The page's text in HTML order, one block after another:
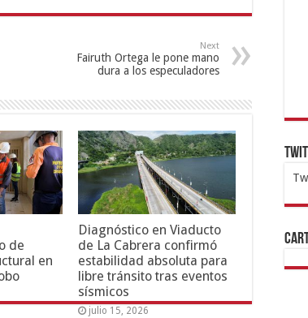
Next
Fairuth Ortega le pone mano
dura a los especuladores
de
en
Diagnóstico en Viaducto
de La Cabrera confirmó
estabilidad absoluta para
libre tránsito tras eventos
sísmicos
julio 15, 2026